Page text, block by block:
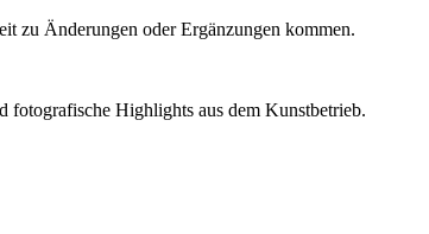
zu Änderungen oder Ergänzungen kommen.
fotografische Highlights aus dem Kunstbetrieb.